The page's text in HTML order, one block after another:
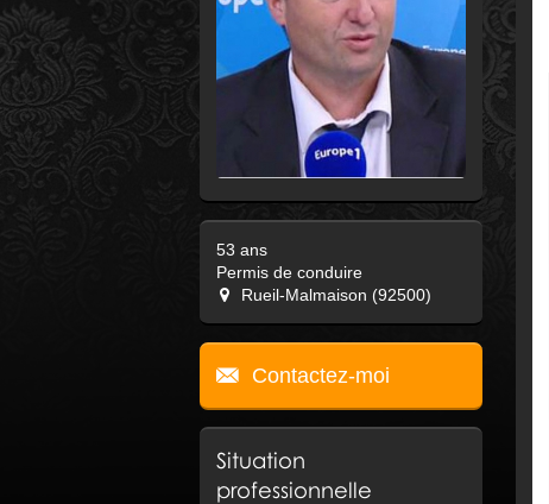
53 ans
Permis de conduire
Rueil-Malmaison (92500)
Contactez-moi
Situation
professionnelle